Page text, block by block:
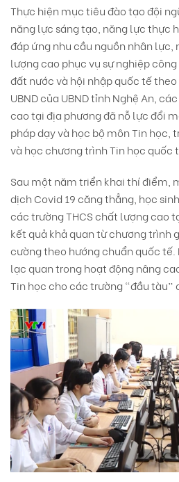
Thực hiện mục tiêu đào tạo đội
năng lực sáng tạo, năng lực thực
đáp ứng nhu cầu nguồn nhân
lượng cao phục vụ sự nghiệp
đất nước và hội nhập quốc tế
UBND của UBND tỉnh Nghệ An,
cao tại địa phương đã nỗ lực đổi
pháp dạy và học bộ môn Tin học,
và học chương trình Tin học quốc
Sau một năm triển khai thí điểm,
dịch Covid 19 căng thẳng, học
các trường THCS chất lượng cao
kết quả khả quan từ chương trình
cường theo hướng chuẩn quốc tế.
lạc quan trong hoạt động nâng
Tin học cho các trường “đầu tàu”